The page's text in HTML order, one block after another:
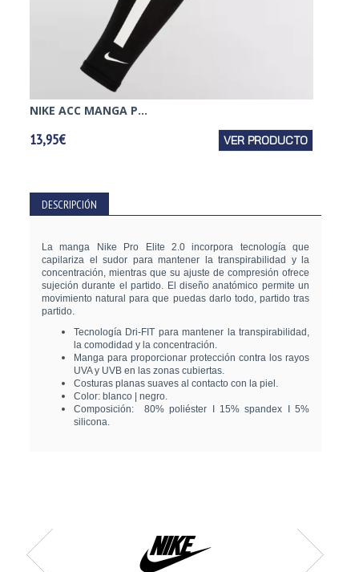
NIKE ACC MANGA P...
13,95€ VER PRODUCTO
DESCRIPCIÓN
La manga Nike Pro Elite 2.0 incorpora tecnología que
capilariza el sudor para mantener la transpirabilidad y la
concentración, mientras que su ajuste de compresión ofrece
sujeción durante el partido. El diseño anatómico permite un
movimiento natural para que puedas darlo todo, partido tras
partido.
Tecnología Dri-FIT para mantener la transpirabilidad,
la comodidad y la concentración.
Manga para proporcionar protección contra los rayos
UVA y UVB en las zonas cubiertas.
Costuras planas suaves al contacto con la piel.
Color: blanco | negro.
Composición: 80% poliéster I 15% spandex I 5%
silicona.